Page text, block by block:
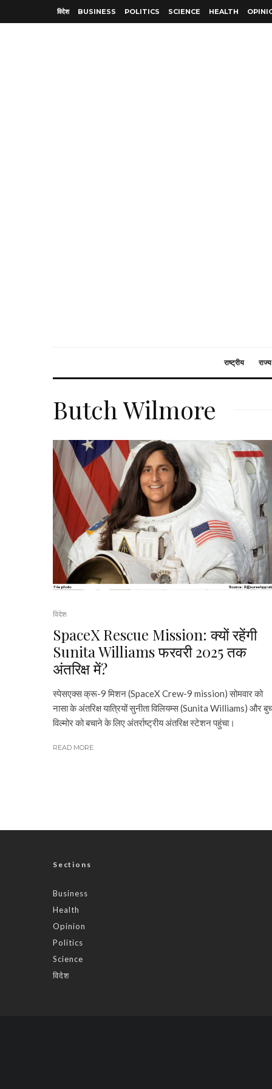
विदेश BUSINESS POLITICS SCIENCE HEALTH
राष्ट्रीय राज्य
Butch Wilmore
विदेश
SpaceX Rescue Mission: क्यों रहेंगी
Sunita Williams फरवरी 2025 तक
अंतरिक्ष में?
स्पेसएक्स क्रू-9 मिशन (SpaceX Crew-9 mission) सोमवार को
नासा के अंतरिक्ष यात्रियों सुनीता विलियम्स (Sunita Williams) और
विल्मोर को बचाने के लिए अंतर्राष्ट्रीय अंतरिक्ष स्टेशन पहुंचा।
READ MORE
Sections
Business
Health
Opinion
Politics
Science
विदेश